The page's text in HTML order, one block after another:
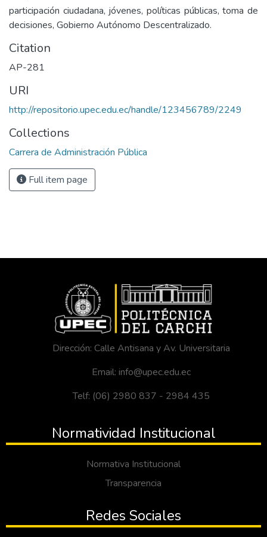
participación ciudadana, jóvenes, políticas públicas, toma de
decisiones, Gobierno Autónomo Descentralizado.
Citation
AP-281
URI
http://repositorio.upec.edu.ec/handle/123456789/2249
Collections
Carrera de Administración Pública
Full item page
Dirección: Calle Antisana y Av. Universitaria
Email: info@upec.edu.ec
Telf: (06) 2980 837 - 2984 435
Normatividad Institucional
Normativa Institucional
Transparencia
Redes Sociales